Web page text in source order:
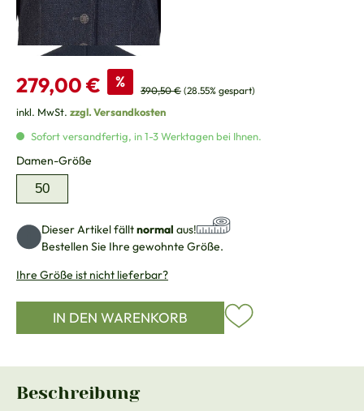
Verkaufspreis:
279,00 € % Regulärer Preis:
390,50 € (28.55% gespart)
inkl. MwSt. zzgl. Versandkosten
Sofort versandfertig, in 1-3 Werktagen bei Ihnen.
Damen-Größe
50
Dieser Artikel fälltnormal aus!
Bestellen Sie Ihre gewohnte Größe.
Ihre Größe ist nicht lieferbar?
IN DEN WARENKORB
Beschreibung